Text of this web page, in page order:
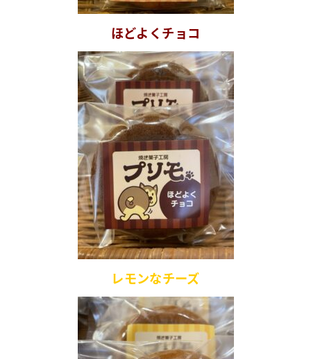
ほどよくチョコ
レモンなチーズ